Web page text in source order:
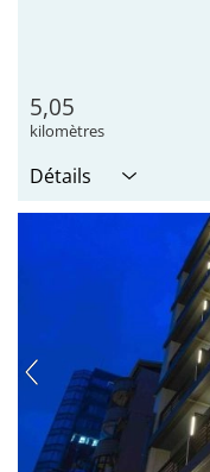
5,05
kilomètres
Détails